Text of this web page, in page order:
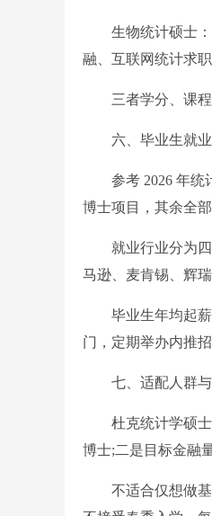
生物统计硕士：
融、互联网统计求职
三者学分、课程
六、毕业生就业
参考 2026 年统计
博士项目，其余全
就业行业分为四
马逊、麦肯锡、辉
毕业生年均起薪
门，定期举办内推
七、适配人群与
杜克统计学硕士
博士;二是目标金融
不适合仅想做基